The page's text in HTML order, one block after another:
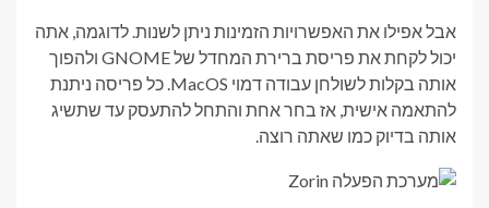
אבל אפילו את האפשרויות הזמינות ניתן לשנות. לדוגמה, אתה
יכול לקחת את פריסת ברירת המחדל של GNOME ולהפוך
אותה בקלות לשולחן עבודה דמוי MacOS. כל פריסה ניתנת
להתאמה אישית, אז בחר אחת והתחל להתעסק עד שתשיג
אותה בדיוק כמו שאתה רוצה.